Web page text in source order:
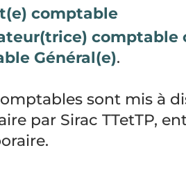
comptable
comptable
Général(e).
sont mis à
par Sirac TTetTP,